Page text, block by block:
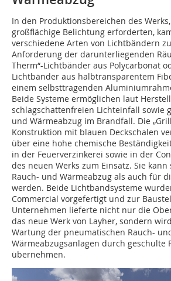
In den Produktionsbereichen des
großflächige Belichtung erforderten,
verschiedene Arten von Lichtbändern
Anforderung der darunterliegenden
Therm“-Lichtbänder aus Polycarbonat
Lichtbänder aus halbtransparentem
einem selbsttragenden
Beide Systeme ermöglichen laut
schlagschattenfreien Lichteinfall sowie
und Wärmeabzug im Brandfall. Die
Konstruktion mit blauen Deckschalen
über eine hohe chemische
in der Feuerverzinkerei sowie in der
des neuen Werks zum Einsatz. Sie
Rauch- und Wärmeabzug als auch für
werden. Beide Lichtbandsysteme
Commercial vorgefertigt und zur
Unternehmen lieferte nicht nur die
das neue Werk von Layher, sondern
Wartung der pneumatischen Rauch-
Wärmeabzugsanlagen durch geschulte
übernehmen.